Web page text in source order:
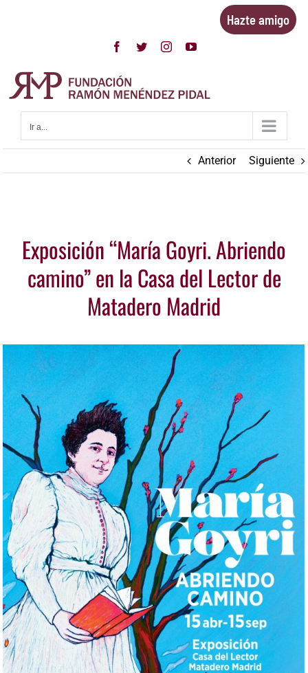
Hazte amigo
Facebook
TwitterInstagramYouTube
Ir a...
Anterior Siguiente
imagen
más
grande
Exposición “María Goyri. Abriendo
camino” en la Casa del Lector de
Matadero Madrid